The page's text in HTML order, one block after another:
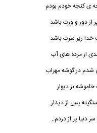
ی کنجه خودم بودم
از دور و ورت باشد
خدا زیر سرت باشد
از مرده های آب
در گوشه مهراب
خاموشه بر دیوار
پس از دیدار
دنیا پر از دردم..